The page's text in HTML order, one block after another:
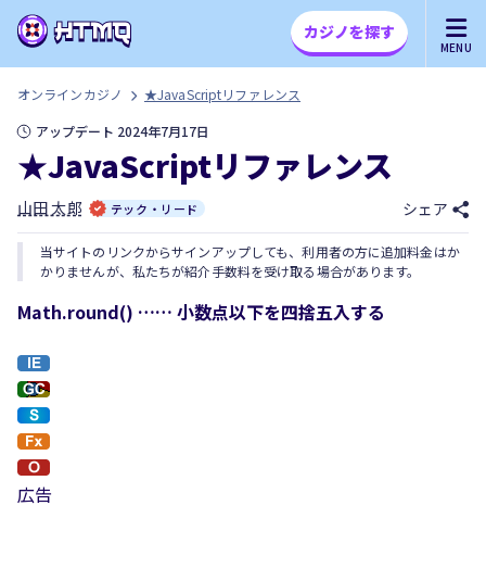
MENU
カジノを探す
オンラインカジノ
★JavaScriptリファレンス
アップデート 2024年7月17日
★JavaScriptリファレンス
山田 太郎 テック・リード シェア
当サイトのリンクからサインアップしても、利用者の方に追加料金はか
かりませんが、私たちが紹介手数料を受け取る場合があります。
Math.round() …… 小数点以下を四捨五入する
広告